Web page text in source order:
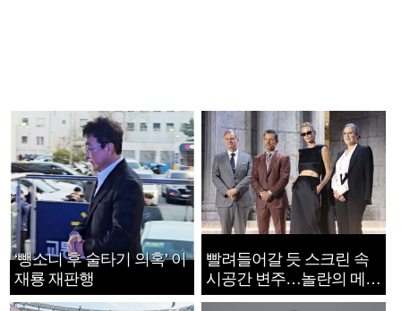
‘뺑소니 후 술타기 의혹’ 이
재룡 재판행
빨려들어갈 듯 스크린 속
시공간 변주…놀란의 메시
지는 ‘전쟁 속죄’